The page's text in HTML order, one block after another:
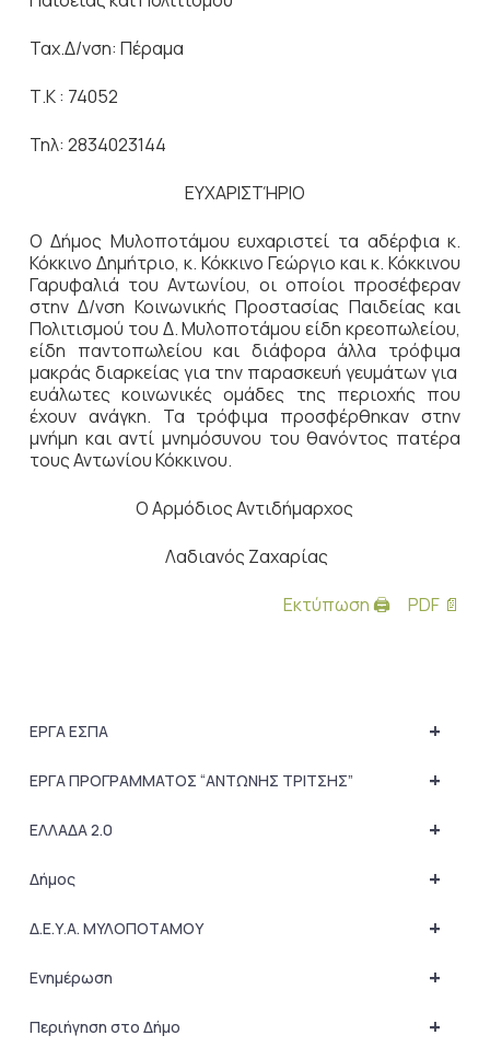
Ταχ.Δ/νση: Πέραμα
Τ.Κ : 74052
Τηλ: 2834023144
ΕΥΧΑΡΙΣΤΉΡΙΟ
Ο Δήμος Μυλοποτάμου ευχαριστεί τα αδέρφια κ.
Κόκκινο Δημήτριο, κ. Κόκκινο Γεώργιο και κ. Κόκκινου
Γαρυφαλιά του Αντωνίου, οι οποίοι προσέφεραν
στην Δ/νση Κοινωνικής Προστασίας Παιδείας και
Πολιτισμού του Δ. Μυλοποτάμου είδη κρεοπωλείου,
είδη παντοπωλείου και διάφορα άλλα τρόφιμα
μακράς διαρκείας για την παρασκευή γευμάτων για
ευάλωτες κοινωνικές ομάδες της περιοχής που
έχουν ανάγκη. Τα τρόφιμα προσφέρθηκαν στην
μνήμη και αντί μνημόσυνου του θανόντος πατέρα
τους Αντωνίου Κόκκινου.
Ο Αρμόδιος Αντιδήμαρχος
Λαδιανός Ζαχαρίας
Εκτύπωση 🖨
PDF 📄
+
ΕΡΓΑ ΕΣΠΑ
+
ΕΡΓΑ ΠΡΟΓΡΑΜΜΑΤΟΣ “ΑΝΤΩΝΗΣ ΤΡΙΤΣΗΣ”
+
ΕΛΛΑΔΑ 2.0
+
Δήμος
+
Δ.Ε.Υ.Α. ΜΥΛΟΠΟΤΑΜΟΥ
+
Ενημέρωση
+
Περιήγηση στο Δήμο